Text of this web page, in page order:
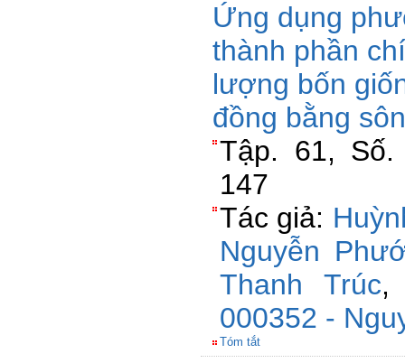
Ứng dụng
thành phần
lượng bốn
đồng bằng
Tập. 61,
147
Tác giả:
Nguyễn
Thanh Trúc
000352 -
Tóm tắt